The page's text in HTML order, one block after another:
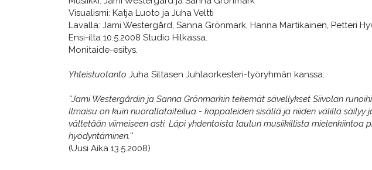
Visualismi: Katja Luoto ja Juha Veltti
Lavalla: Jami Westergård, Sanna Grönmark, Hanna Martikainen, Petteri
Ensi-ilta 10.5.2008 Studio Hilkassa.
Monitaide-esitys.
Yhteistuotanto Juha Siltasen Juhlaorkesteri-työryhmän kanssa.
​​​​​​​''Jami Westergårdin ja Sanna Grönmarkin tekemät sävellykset Siivolan
Ilmaisu on kuin nuorallataiteilua - kappaleiden sisällä ja niiden välillä
vältetään viimeiseen asti. Läpi yhdentoista laulun musiikillista
hyödyntäminen.''
(Uusi Aika 13.5.2008)